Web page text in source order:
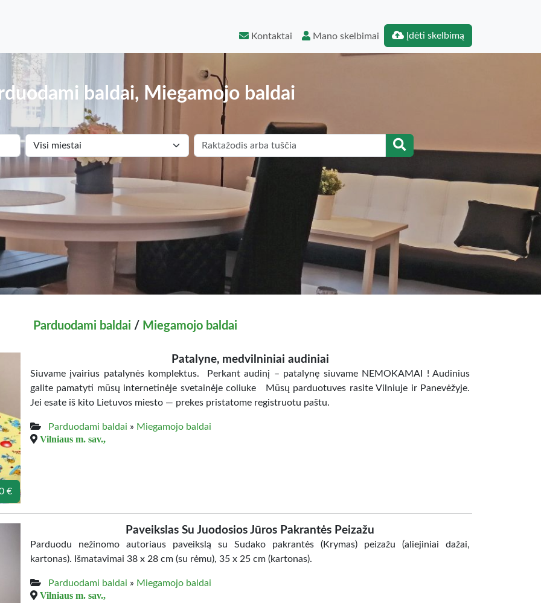
Kontaktai Mano skelbimai Įdėti skelbimą
baldai, Miegamojo baldai
Parduodami baldai / Miegamojo baldai
€
Patalyne, medvilniniai audiniai
Siuvame įvairius patalynės komplektus. Perkant audinį – patalynę siuvame NEMOKAMAI ! Audinius
galite pamatyti mūsų internetinėje svetainėje coliuke Mūsų parduotuves rasite Vilniuje ir Panevėžyje.
Jei esate iš kito Lietuvos miesto — prekes pristatome registruotu paštu.
Parduodami baldai » Miegamojo baldai
Vilniaus m. sav.,
Paveikslas Su Juodosios Jūros Pakrantės Peizažu
Parduodu nežinomo autoriaus paveikslą su Sudako pakrantės (Krymas) peizažu (aliejiniai dažai,
kartonas). Išmatavimai 38 x 28 cm (su rėmu), 35 x 25 cm (kartonas).
Parduodami baldai » Miegamojo baldai
Vilniaus m. sav.,